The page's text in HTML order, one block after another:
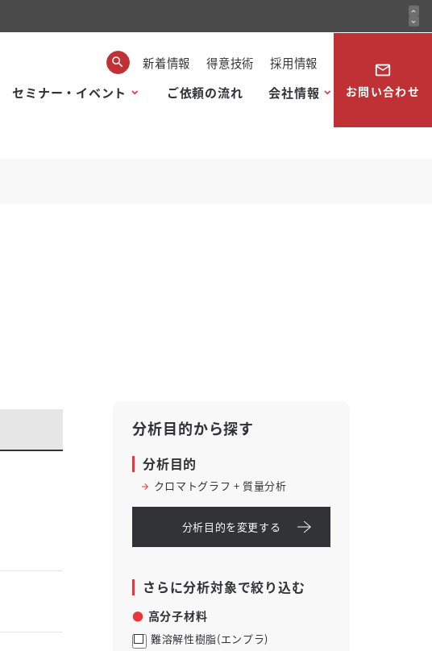
expand_less
expand_more
新着情報 得意技術
採用情報
セミナー・イベント ご依頼の流れ 会社情報
mail_outline
お問い合わせ
分析目的から探す
分析目的
クロマトグラフ + 質量分析
分析目的を変更する
さらに分析対象で絞り込む
高分子材料
難溶解性樹脂(エンプラ)